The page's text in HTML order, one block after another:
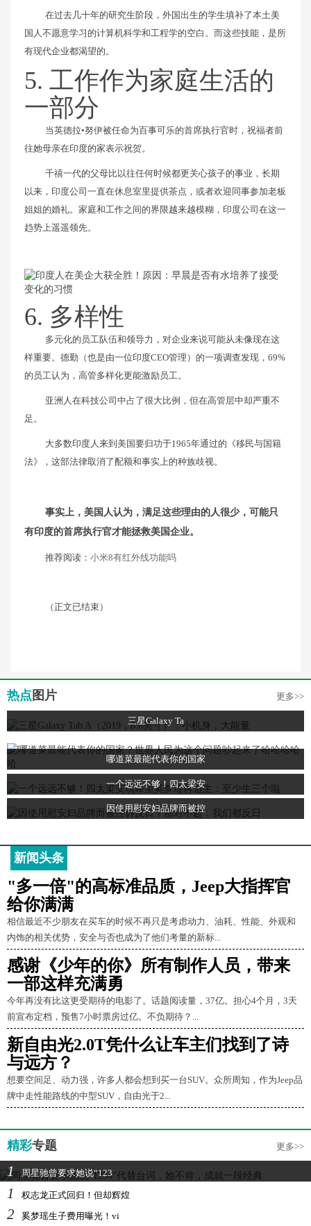
在过去几十年的研究生阶段，外国出生的学生填补了本土美
国人不愿意学习的计算机科学和工程学的空白。而这些技能，是所
有现代企业都渴望的。
5. 工作作为家庭生活的
一部分
当英德拉•努伊被任命为百事可乐的首席执行官时，祝福者前
往她母亲在印度的家表示祝贺。
千禧一代的父母比以往任何时候都更关心孩子的事业，长期
以来，印度公司一直在休息室里提供茶点，或者欢迎同事参加老板
姐姐的婚礼。家庭和工作之间的界限越来越模糊，印度公司在这一
趋势上遥遥领先。
6. 多样性
多元化的员工队伍和领导力，对企业来说可能从未像现在这
样重要。德勤（也是由一位印度CEO管理）的一项调查发现，69%
的员工认为，高管多样化更能激励员工。
亚洲人在科技公司中占了很大比例，但在高管层中却严重不
足。
大多数印度人来到美国要归功于1965年通过的《移民与国籍
法》，这部法律取消了配额和事实上的种族歧视。
事实上，美国人认为，满足这些理由的人很少，可能只
有印度的首席执行官才能拯救美国企业。
推荐阅读： 小米8有红外线功能吗
（正文已结束）
热点 图片 更多>>
三星Galaxy Ta
哪道菜最能代表你的国家
一个远远不够！四太梁安
因使用慰安妇品牌而被控
新闻头条
"多一倍"的高标准品质，Jeep大指挥官
给你满满
相信最近不少朋友在买车的时候不再只是考虑动力、油耗、性能、外观和
内饰的相关优势，安全与否也成为了他们考量的新标...
感谢《少年的你》所有制作人员，带来
一部这样充满勇
今年再没有比这更受期待的电影了。话题阅读量，37亿。担心4个月，3天
前宣布定档，预售7小时票房过亿。不负期待？...
新自由光2.0T凭什么让车主们找到了诗
与远方？
想要空间足、动力强，许多人都会想到买一台SUV。众所周知，作为Jeep品
牌中走性能路线的中型SUV，自由光于2...
精彩专题 更多>>
1 周星驰曾要求她说“123
1 权志龙正式回归！但却辉煌
2 奚梦瑶生子费用曝光！vi